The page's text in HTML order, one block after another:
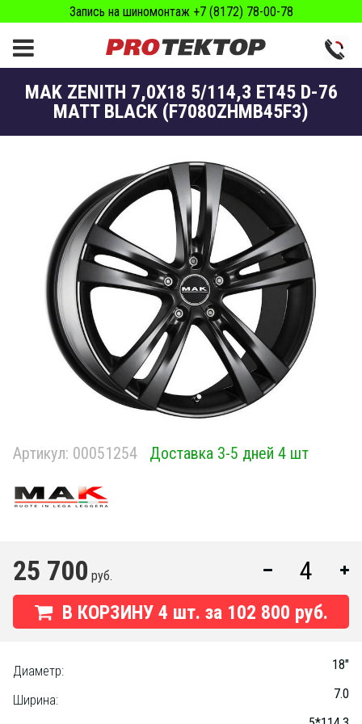
Запись на шиномонтаж +7 (8172) 78-00-78
MAK ZENITH 7,0X18 5/114,3 ET45 D-76
MATT BLACK (F7080ZHMB45F3)
Артикул: 00051254 Доставка 3-5 дней 4 шт
25 700 руб.
В КОРЗИНУ 4 шт. за 102 800 руб.
Диаметр: 18"
Ширина: 7.0